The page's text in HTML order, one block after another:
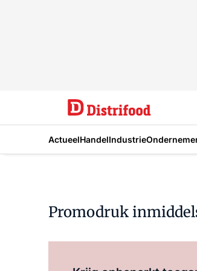
ActueelHandelIndustrie
Promodruk